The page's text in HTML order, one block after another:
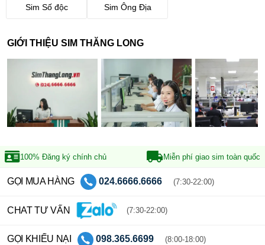
Sim Số độc Sim Ông Địa
GIỚI THIỆU SIM THĂNG LONG
100% Đăng ký chính chủ Miễn phí giao sim toàn quốc
GỌI MUA HÀNG 024.6666.6666 (7:30-22:00)
CHAT TƯ VẤN (7:30-22:00)
GỌI KHIẾU NẠI 098.365.6699 (8:00-18:00)